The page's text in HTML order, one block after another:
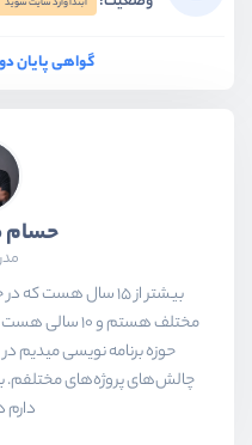
ابتدا وارد سایت شوید
گواهی پایان
بیشتر از ۱۵ سال هست
مختلف هستم و
حوزه برنامه نویسی میدیم
چالش‌های پروژه‌های مختلفم.